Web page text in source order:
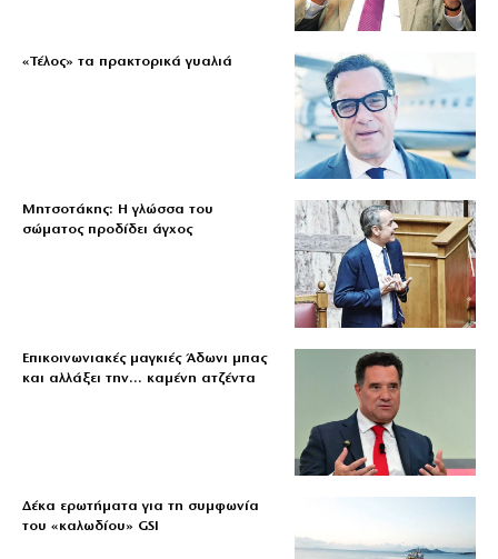
«Τέλος» τα πρακτορικά γυαλιά
Μητσοτάκης: Η γλώσσα του
σώματος προδίδει άγχος
Επικοινωνιακές μαγκιές Άδωνι μπας
και αλλάξει την… καμένη ατζέντα
Δέκα ερωτήματα για τη συμφωνία
του «καλωδίου» GSI